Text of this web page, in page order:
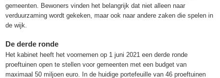
gemeenten. Bewoners vinden het belangrijk dat niet alleen naar
verduurzaming wordt gekeken, maar ook naar andere zaken die spelen in
de wijk.
De derde ronde
Het kabinet heeft het voornemen op 1 juni 2021 een derde ronde
proeftuinen open te stellen voor gemeenten met een budget van
maximaal 50 miljoen euro. In de huidige portefeuille van 46 proeftuinen